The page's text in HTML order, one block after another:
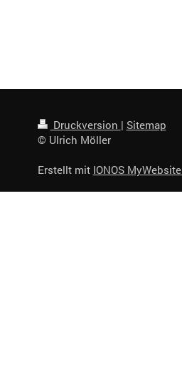
Druckversion | Sitemap
© Ulrich Möller
Erstellt mit IONOS